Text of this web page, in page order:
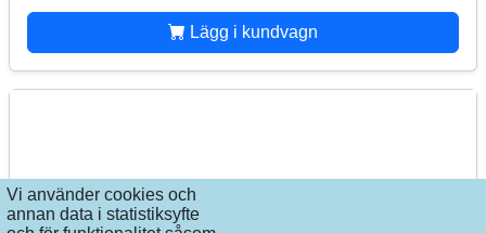
Vi använder cookies och
annan data i statistiksyfte
Lägg i kundvagn